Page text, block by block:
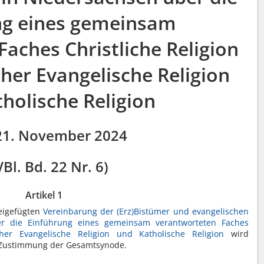
eines gemeinsam
Christliche Religion
Evangelische Religion
Religion
November 2024
Bd. 22 Nr. 6)
Artikel 1
Vereinbarung der (Erz)Bistümer und evangelischen
die Einführung eines gemeinsam verantworteten Faches
Evangelische Religion und Katholische Religion wird
der Gesamtsynode.